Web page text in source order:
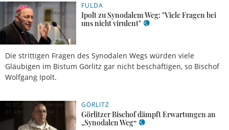
FULDA
Ipolt zu Synodalem Weg: "Viele Fragen bei
uns nicht virulent"
Die strittigen Fragen des Synodalen Wegs würden viele
Gläubigen im Bistum Görlitz gar nicht beschäftigen, so Bischof
Wolfgang Ipolt.
24.09.2020, 08
Uhr
Meldung
GÖRLITZ
Görlitzer Bischof dämpft Erwartungen an
„Synodalen Weg“
30.07.2019,
07 Uhr
Maximilian
Lutz KNA